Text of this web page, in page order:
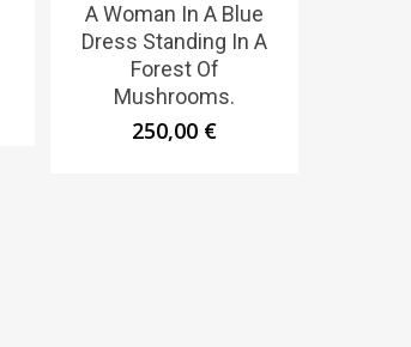
A Woman In A Blue
Dress Standing In A
Forest Of
Mushrooms.
250,00 €